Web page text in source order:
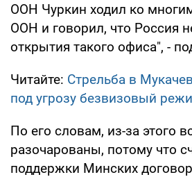
ООН Чуркин ходил ко
ООН и говорил, что Россия
открытия такого офиса", -
Читайте: Стрельба в
под угрозу безвизовый
По его словам, из-за этого
разочарованы, потому что
поддержки Минских